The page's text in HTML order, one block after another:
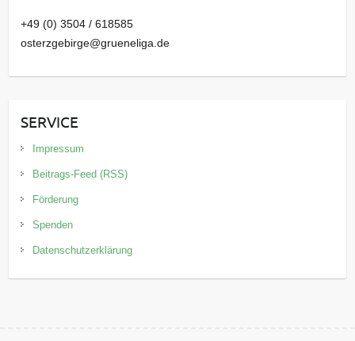
+49 (0) 3504 / 618585
osterzgebirge@grueneliga.de
SERVICE
Impressum
Beitrags-Feed (RSS)
Förderung
Spenden
Datenschutzerklärung